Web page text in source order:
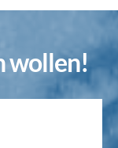
wollen!